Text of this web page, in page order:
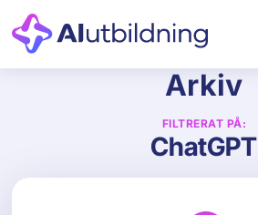
Skip
to
content
Arkiv
FILTRERAT PÅ:
ChatGPT